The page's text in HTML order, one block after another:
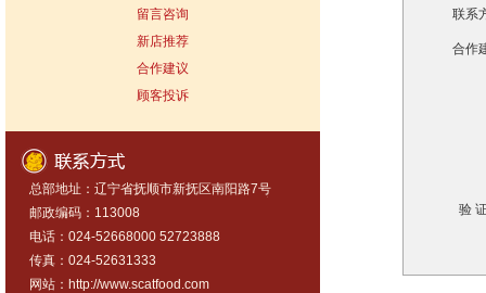
留言咨询
新店推荐
合作建议
顾客投诉
总部地址：辽宁省抚顺市新抚区南阳路7号
邮政编码：113008
电话：024-52668000 52723888
传真：024-52631333
网站： http://www.scatfood.com
联系
合作
验